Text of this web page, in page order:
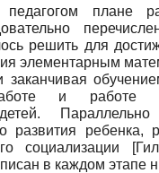
педагогом плане
решить для
элементарным
заканчивая
и работе
развития ребенка,
социализации
[
в каждом этапе